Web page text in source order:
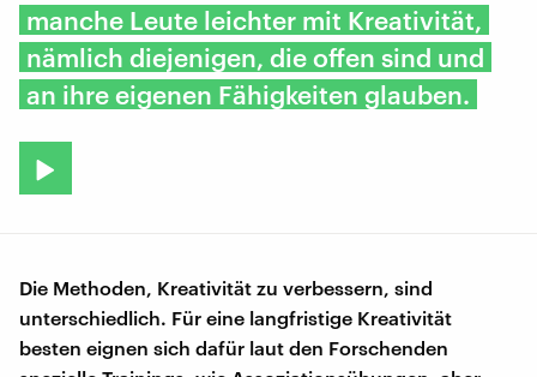
manche Leute leichter mit Kreativität,
nämlich diejenigen, die offen sind und
an ihre eigenen Fähigkeiten glauben.
Die Methoden, Kreativität zu verbessern, sind
unterschiedlich. Für eine langfristige Kreativität
besten eignen sich dafür laut den Forschenden